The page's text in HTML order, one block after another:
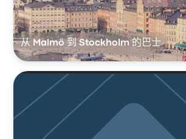
从 Malmö 到 Stockholm 的巴士